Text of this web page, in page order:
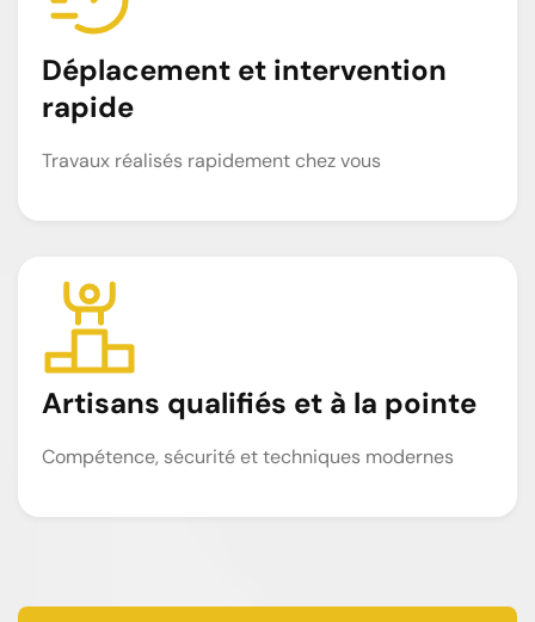
Déplacement et intervention
rapide
Travaux réalisés rapidement chez vous
Artisans qualifiés et à la pointe
Compétence, sécurité et techniques modernes